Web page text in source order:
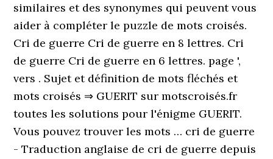
similaires et des synonymes qui peuvent vous
aider à compléter le puzzle de mots croisés.
Cri de guerre Cri de guerre en 8 lettres. Cri
de guerre Cri de guerre en 6 lettres. page ',
vers . Sujet et définition de mots fléchés et
mots croisés ⇒ GUERIT sur motscroisés.fr
toutes les solutions pour l'énigme GUERIT.
Vous pouvez trouver les mots … cri de guerre
- Traduction anglaise de cri de guerre depuis